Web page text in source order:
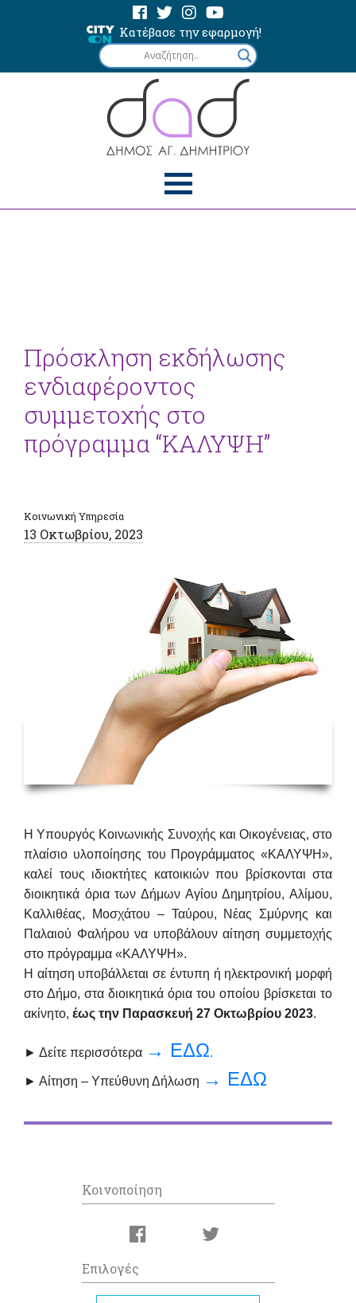
Κατέβασε την εφαρμογή!
Πρόσκληση εκδήλωσης
ενδιαφέροντος
συμμετοχής στο
πρόγραμμα “ΚΑΛΥΨΗ”
Κοινωνική Υπηρεσία
13 Οκτωβρίου, 2023
Η Υπουργός Κοινωνικής Συνοχής και Οικογένειας, στο
πλαίσιο υλοποίησης του Προγράμματος «ΚΑΛΥΨΗ»,
καλεί τους ιδιοκτήτες κατοικιών που βρίσκονται στα
διοικητικά όρια των Δήμων Αγίου Δημητρίου, Αλίμου,
Καλλιθέας, Μοσχάτου – Ταύρου, Νέας Σμύρνης και
Παλαιού Φαλήρου να υποβάλουν αίτηση συμμετοχής
στο πρόγραμμα «ΚΑΛΥΨΗ».
Η αίτηση υποβάλλεται σε έντυπη ή ηλεκτρονική μορφή
στο Δήμο, στα διοικητικά όρια του οποίου βρίσκεται το
ακίνητο, έως την Παρασκευή 27 Οκτωβρίου 2023.
► Δείτε περισσότερα → ΕΔΩ.
► Αίτηση – Υπεύθυνη Δήλωση → ΕΔΩ
Κοινοποίηση
Επιλογές